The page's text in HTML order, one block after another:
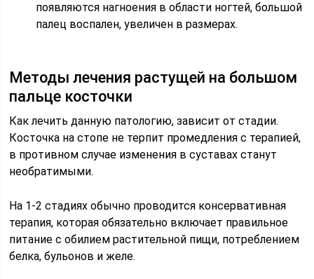
появляются нагноения в области ногтей, большой
палец воспален, увеличен в размерах.
Методы лечения растущей на большом
пальце косточки
Как лечить данную патологию, зависит от стадии.
Косточка на стопе не терпит промедления с терапией,
в противном случае изменения в суставах станут
необратимыми.
На 1-2 стадиях обычно проводится консервативная
терапия, которая обязательно включает правильное
питание с обилием растительной пищи, потреблением
белка, бульонов и желе.